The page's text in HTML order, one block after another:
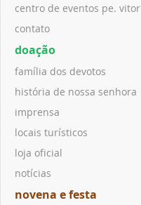
centro de eventos pe. vitor
contato
doação
família dos devotos
história de nossa senhora
imprensa
locais turísticos
loja oficial
notícias
novena e festa